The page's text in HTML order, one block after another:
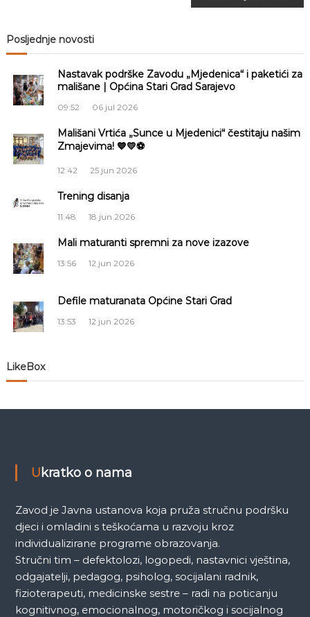
v
i
g
c
a
č
a
n
a
a
Posljednje novosti
Nastavak podrške Zavodu „Mjedenica“ i paketići za
mališane | Općina Stari Grad Sarajevo
09:52 06 jul 2026
Mališani Vrtića „Sunce u Mjedenici“ čestitaju našim
Zmajevima! 💙💛⚽
12:42 25 jun 2026
Trening disanja
11:48 18 jun 2026
Mali maturanti spremni za nove izazove
13:56 12 jun 2026
Defile maturanata Općine Stari Grad
13:53 12 jun 2026
LikeBox
Ukratko o nama
Zavod je Javna ustanova koja pruža stručnu podršku
djeci i omladini s teškoćama u razvoju kroz
individualizirane programe obrazovanja.
Stručni tim – defektolozi, logopedi, nastavnici vještina,
odgajatelji, pedagog, psiholog, socijalani radnik,
fizioterapeuti, medicinske sestre – radi na poticanju
kognitivnog, emocionalnog, motoričkog i socijalnog